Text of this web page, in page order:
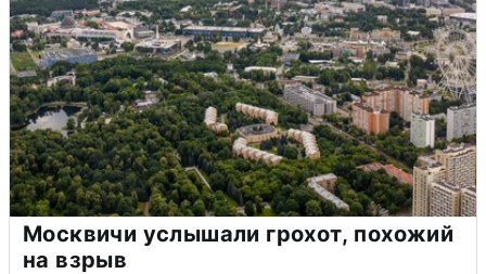
Москвичи услышали грохот, похожий
на взрыв